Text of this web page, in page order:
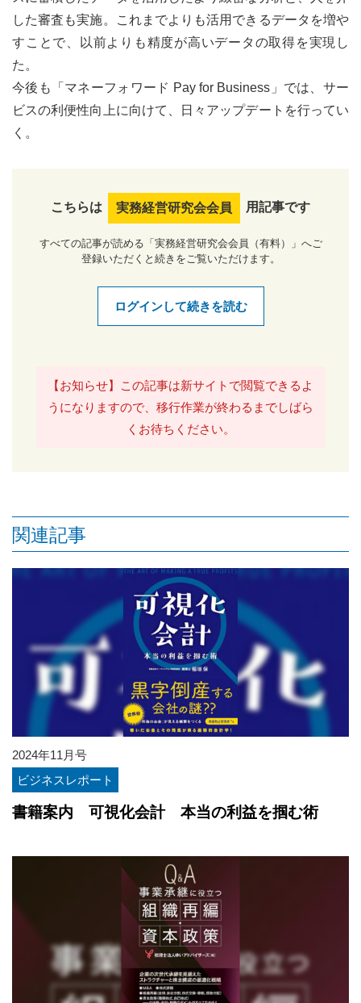
した審査も実施。これまでよりも活用できるデータを増や
すことで、以前よりも精度が高いデータの取得を実現し
た。
今後も「マネーフォワード Pay for Business」では、サー
ビスの利便性向上に向けて、日々アップデートを行ってい
く。
こちらは 実務経営研究会会員 用記事です
すべての記事が読める「実務経営研究会会員（有料）」へご
登録いただくと続きをご覧いただけます。
ログインして続きを読む
【お知らせ】この記事は新サイトで閲覧できるよ
うになりますので、移行作業が終わるまでしばら
くお待ちください。
関連記事
2024年11月号
ビジネスレポート
書籍案内 可視化会計 本当の利益を掴む術